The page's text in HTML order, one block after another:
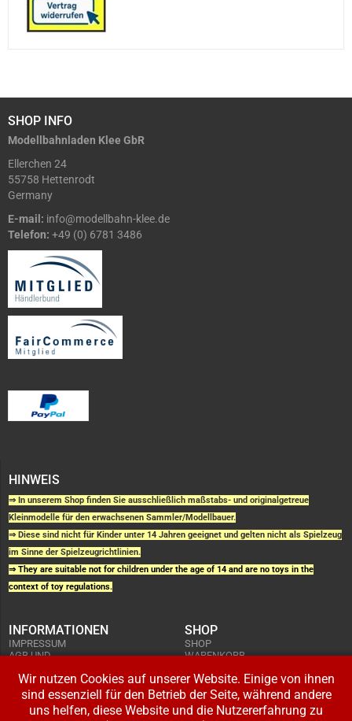
SHOP INFO
Modellbahnladen Klee GbR
Ellerchen 24
55758 Hettenrodt
Germany
E-mail: info@modellbahn-klee.de
Telefon: +49 (0) 6781 3486
HINWEIS
⇒ In unserem Shop finden Sie ausschließlich maßstabs- und originalgetreue
Kleinmodelle für den erwachsenen Sammler/Modellbauer.
⇒ Diese sind nicht für Kinder unter 14 Jahren geeignet und gelten nicht als Spielzeug
im Sinne der Spielzeugrichtlinien.
⇒ They are suitable not for children under the age of 14 and are no toys in the
context of toy regulations.
INFORMATIONEN
IMPRESSUM
AGB UND
KUNDENINFORMATIONEN
WIDERRUFSRECHT
DATENSCHUTZERKLÄRUNG
ZAHLUNG UND VERSAND
SHOP
SHOP
WARENKORB
ADRESSE BEARBEITEN
Wir nutzen Cookies auf unserer Website. Einige von ihnen
sind essenziell für den Betrieb der Seite, während andere
uns helfen, diese Website und die Nutzererfahrung zu